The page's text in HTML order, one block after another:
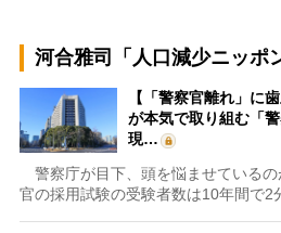
河合雅司「人口減少ニッポ
【「警察官離れ」に
が本気で取り組む「
現…
警察庁が目下、頭を悩ませている
官の採用試験の受験者数は10年間で